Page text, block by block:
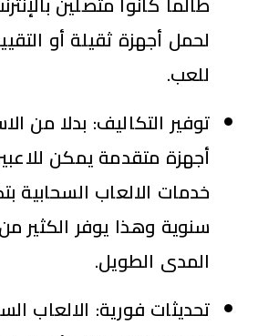
لحمل أجهزة ثقيلة أو
للعب.
توفير التكاليف: بدلا من
أجهزة متقدمة يمكن
خدمات الالعاب السحابية
سنوية وهذا يوفر الكثير
المدى الطويل.
تحديثات فورية: الالعاب